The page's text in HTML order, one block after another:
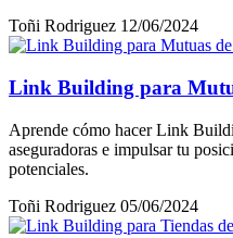
Toñi Rodriguez 12/06/2024
Link Building para
Aprende cómo hacer Link
aseguradoras e impulsar tu
potenciales.
Toñi Rodriguez 05/06/2024